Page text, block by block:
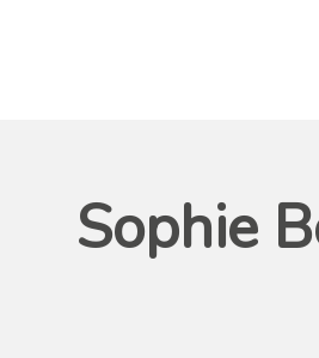
Sophie